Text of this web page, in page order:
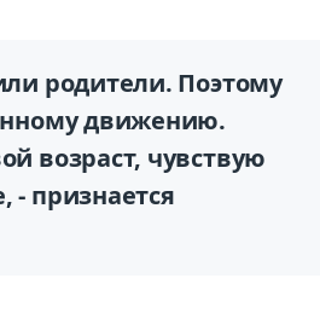
родители. Поэтому
движению.
возраст, чувствую
- признается